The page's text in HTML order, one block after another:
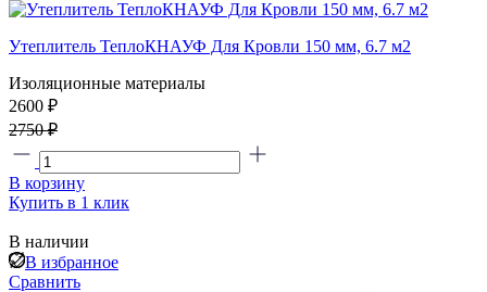
Утеплитель ТеплоКНАУФ Для Кровли 150 мм, 6.7 м2
Изоляционные материалы
2600 ₽
2750 ₽
В корзину
Купить в 1 клик
В наличии
В избранное
Сравнить